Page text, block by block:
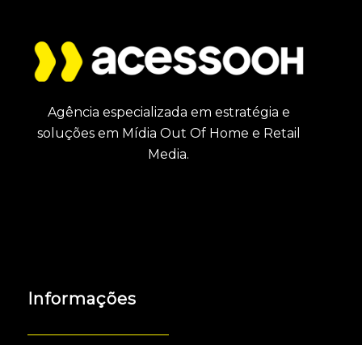
Agência especializada em estratégia e
soluções em Mídia Out Of Home e Retail
Media.
Informações